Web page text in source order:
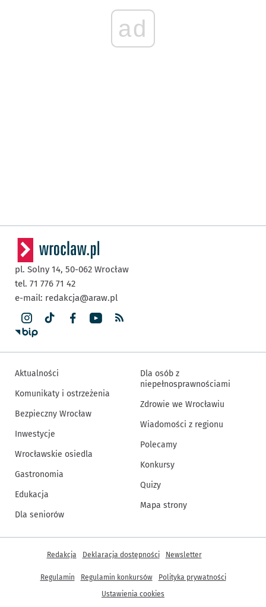
ad
pl. Solny 14, 50-062 Wrocław
tel. 71 776 71 42
e-mail: redakcja@araw.pl
Aktualności
Komunikaty i ostrzeżenia
Bezpieczny Wrocław
Inwestycje
Wrocławskie osiedla
Gastronomia
Edukacja
Dla seniorów
Dla osób z
niepełnosprawnościami
Zdrowie we Wrocławiu
Wiadomości z regionu
Polecamy
Konkursy
Quizy
Mapa strony
Inne informacje
Redakcja Deklaracja dostępności Newsletter
Regulamin Regulamin konkursów
Polityka prywatności
Ustawienia cookies